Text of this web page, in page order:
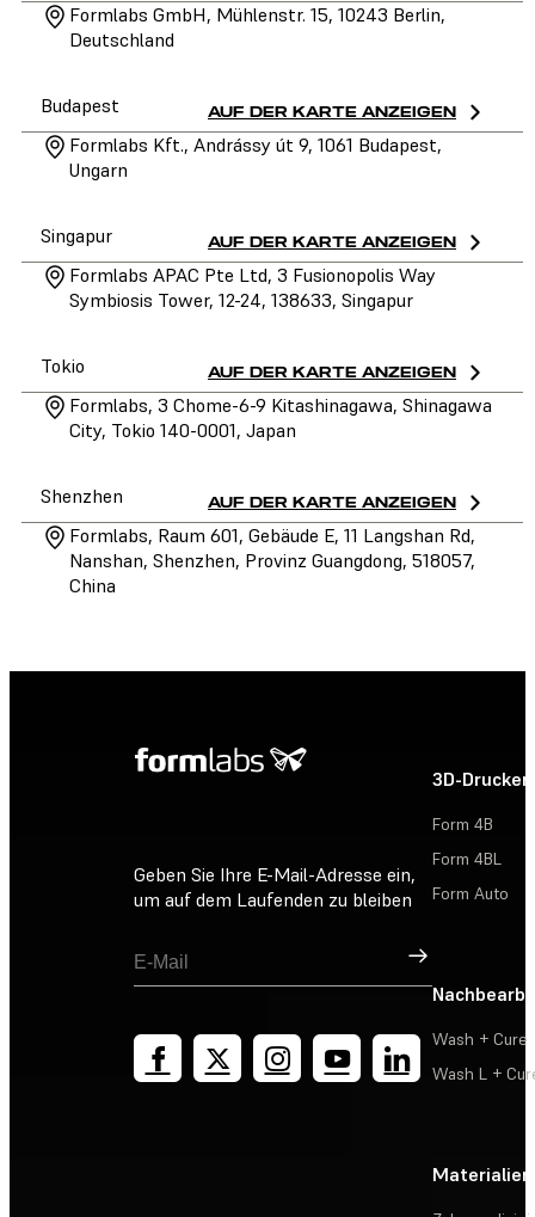
Formlabs GmbH, Mühlenstr. 15, 10243 Berlin,
Deutschland
Budapest AUF DER KARTE ANZEIGEN
Formlabs Kft., Andrássy út 9, 1061 Budapest,
Ungarn
Singapur AUF DER KARTE ANZEIGEN
Formlabs APAC Pte Ltd, 3 Fusionopolis Way
Symbiosis Tower, 12-24, 138633, Singapur
Tokio AUF DER KARTE ANZEIGEN
Formlabs, 3 Chome-6-9 Kitashinagawa, Shinagawa
City, Tokio 140-0001, Japan
Shenzhen AUF DER KARTE ANZEIGEN
Formlabs, Raum 601, Gebäude E, 11 Langshan Rd,
Nanshan, Shenzhen, Provinz Guangdong, 518057,
China
Geben Sie Ihre E-Mail-Adresse ein,
um auf dem Laufenden zu bleiben
Registrieren
3D-Drucker
Form 4B
Form 4BL
Form Auto
Wash + Cure
Wash L +
Materialien